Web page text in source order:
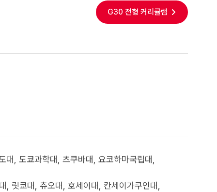
G30 전형 커리큘럼
, 도쿄과학대, 츠쿠바대, 요코하마국립대,
릿쿄대, 츄오대, 호세이대, 칸세이가쿠인대,